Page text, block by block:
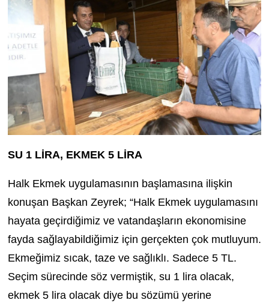
SU 1 LİRA, EKMEK 5 LİRA
Halk Ekmek uygulamasının başlamasına ilişkin
konuşan Başkan Zeyrek; “Halk Ekmek uygulamasını
hayata geçirdiğimiz ve vatandaşların ekonomisine
fayda sağlayabildiğimiz için gerçekten çok mutluyum.
Ekmeğimiz sıcak, taze ve sağlıklı. Sadece 5 TL.
Seçim sürecinde söz vermiştik, su 1 lira olacak,
ekmek 5 lira olacak diye bu sözümü yerine